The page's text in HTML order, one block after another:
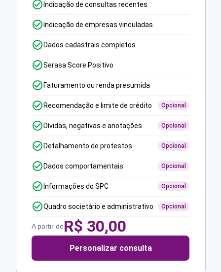
Indicação de consultas recentes
Indicação de empresas vinculadas
Dados cadastrais completos
Serasa Score Positivo
Faturamento ou renda presumida
Recomendação e limite de crédito Opcional
Dívidas, negativas e anotações Opcional
Detalhamento de protestos Opcional
Dados comportamentais Opcional
Informações do SPC Opcional
Quadro societário e administrativo Opcional
A partir deR$ 30,00
Personalizar consulta